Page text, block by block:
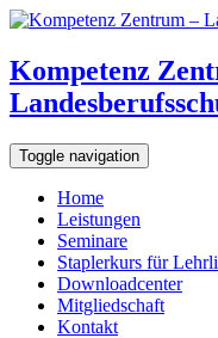
Kompetenz
Toggle navigation
Home
Leistungen
Seminare
Staplerkurs für
Downloadcenter
Mitgliedschaft
Kontakt